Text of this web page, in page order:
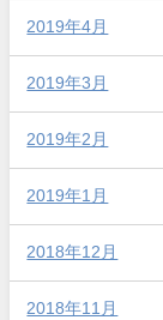
2019年4月
2019年3月
2019年2月
2019年1月
2018年12月
2018年11月